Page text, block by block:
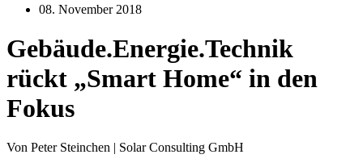
08. November 2018
Gebäude.Energie.Technik
rückt „Smart Home“ in den
Fokus
Von Peter Steinchen | Solar Consulting GmbH